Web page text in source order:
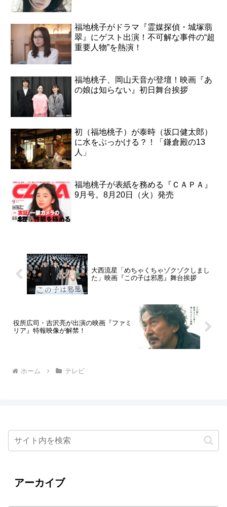
福地桃子がドラマ『霊媒探偵・城塚翡
翠』にゲスト出演！不可解な事件の“超
重要人物”を熱演！
福地桃子、岡山天音が登壇！映画『あ
の娘は知らない』初日舞台挨拶
初（福地桃子）が泰時（坂口健太郎）
に水をぶっかける？！「鎌倉殿の13
人」
福地桃子が表紙を務める『ＣＡＰＡ』
9月号。8月20日（火）発売
大西流星「めちゃくちゃゾクゾクしまし
た」映画『この子は邪悪』舞台挨拶
役所広司・吉沢亮が出演の映画『ファミ
リア』特報映像が解禁！
ホーム テレビ
アーカイブ